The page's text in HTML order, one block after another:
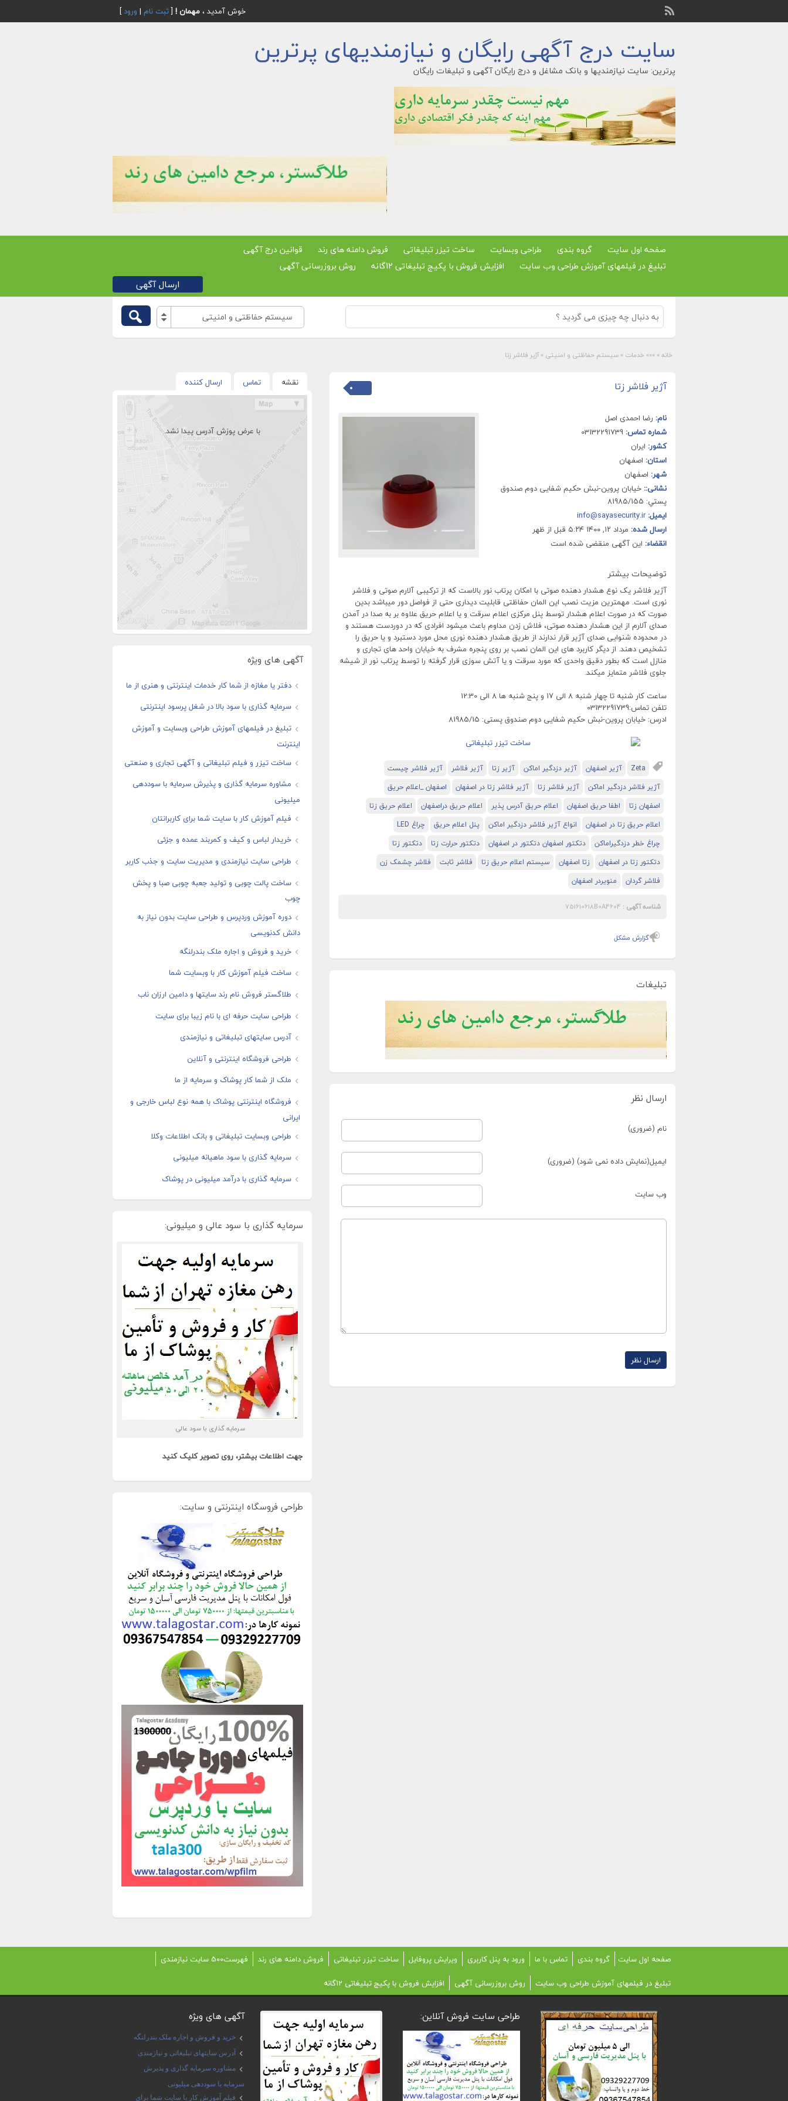
خوش آمدید ، مهمان ! [ثبت نام | ورود]
سایت درج آگهی رایگان و نیازمندیهای پرترین
پرترین: سایت نیازمندیها و بانک مشاغل و درج رایگان آگهی و تبلیغات رایگان
صفحه اول سایت گروه بندی طراحی وبسایت ساخت تیزر تبلیغاتی فروش دامنه های رند
قوانین درج آگهی
تبلیغ در فیلمهای آموزش طراحی وب سایت
افزایش فروش با پکیج تبلیغاتی 12گانه روش بروزرسانی آگهی
ارسال آگهی
سیستم حفاظتی و امنیتی
خانه » »»» خدمات » سیستم حفاظتی و امنیتی » آژیر فلاشر زتا
آژیر فلاشر زتا
نام: رضا احمدی اصل
شماره تماس:
کشور: ایران
استان: اصفهان
شهر: اصفهان
نشانی:: خيابان پروین-نبش حکیم شفایی دوم صندوق
پستي: 81985/155
ایمیل: info@sayasecurity.ir
ارسال شده: مرداد ۱۲, ۱۴۰۰ ۵:۲۴ قبل از ظهر
انقضاء: این آگهی منقضی شده است
توضیحات بیشتر
آژیر فلاشر یک نوع هشدار دهنده صوتی با امکان پرتاب نور بالاست که از ترکیبی آلارم صوتی و فلاشر
نوری است. مهمترین مزیت نصب این المان حفاظتی قابلیت دیداری حتی از فواصل دور میباشد بدین
صورت که در صورت اعلام هشدار توسط پنل مرکزی اعلام سرقت و یا اعلام حریق علاوه بر به صدا در آمدن
صدای آلارم از این هشدار دهنده صوتی، فلاش زدن مداوم باعث میشود افرادی که در دوردست هستند و
در محدوده شنوایی صدای آژیر قرار ندارند از طریق هشدار دهنده نوری محل مورد دستبرد و یا حریق را
تشخیص دهند. از دیگر کاربرد های این المان نصب بر روی پنجره مشرف به خیابان واحد های تجاری و
منازل است که بطور دقیق واحدی که مورد سرقت و یا آتش سوزی قرار گرفته را توسط پرتاب نور از شیشه
جلوی فلاشر متمایز میکند.
ساعت کار شنبه تا چهار شنبه 8 الی 17 و پنج شنبه ها 8 الی 12:30
تلفن تماس:03132291739
ادرس: خیابان پروین-نبش حکیم شفایی دوم صندوق پستی: 81985/15
Zeta آژیر اصفهان آژیر دزدگیر اماکن آژیر زتا آژیر فلاشر
آژیر فلاشر چیست
آژیر فلاشر دزدگیر اماکن
آژیر فلاشر زتا آژیر فلاشر زتا در اصفهان
اصفهان _اعلام حریق
اصفهان زتا
اطفا حریق اصفهان اعلام حریق آدرس پذیر اعلام حریق دراصفهان
اعلام حریق زتا
اعلام حریق زتا در اصفهان
انواع آژیر فلاشر دزدگیر اماکن پنل اعلام حریق
چراغ LED
چراغ خطر دزدگیراماکن
دتکتور اصفهان دتکتور در اصفهان دتکتور حرارت زتا
دتکتور زتا
دتکتور زتا در اصفهان
زتا اصفهان سیستم اعلام حریق زتا فلاشر ثابت
فلاشر چشمک زن
فلاشر گردان
منویردر اصفهان
شناسه آگهی :
گزارش مشکل
تبلیغات
ارسال نظر
نام (ضروری)
ایمیل(نمایش داده نمی شود) (ضروری)
وب سایت
نقشه تماس ارسال کننده
با عرض پوزش آدرس پیدا نشد.
آگهی های ویژه
دفتر یا مغازه از شما کار خدمات اینترنتی و هنری از ما
سرمایه گذاری با سود بالا در شغل پرسود اینترنتی
تبلیغ در فیلمهای آموزش طراحی وبسایت و آموزش
اینترنت
ساخت تیزر و فیلم تبلیغاتی و آگهی تجاری و صنعتی
مشاوره سرمایه گذاری و پذیرش سرمایه با سوددهی
میلیونی
فیلم آموزش کار با سایت شما برای کاربرانتان
خریدار لباس و کیف و کمربند عمده و جزئی
طراحی سایت نیازمندی و مدیریت سایت و جذب کاربر
ساخت پالت چوبی و تولید جعبه چوبی صبا و پخش
چوب
دوره آموزش وردپرس و طراحی سایت بدون نیاز به
دانش کدنویسی
خرید و فروش و اجاره ملک بندرلنگه
ساخت فیلم آموزش کار با وبسایت شما
طلاگستر فروش نام رند سایتها و دامین ارزان ناب
طراحی سایت حرفه ای با نام زیبا برای سایت
آدرس سایتهای تبلیغاتی و نیازمندی
طراحی فروشگاه اینترنتی و آنلاین
ملک از شما کار پوشاک و سرمایه از ما
فروشگاه اینترنتی پوشاک با همه نوع لباس خارجی و
ایرانی
طراحی وبسایت تبلیغاتی و بانک اطلاعات وکلا
سرمایه گذاری با سود ماهیانه میلیونی
سرمایه گذاری با درآمد میلیونی در پوشاک
سرمایه گذاری با سود عالی و میلیونی:
سرمایه گذاری با سود عالی
جهت اطلاعات بیشتر، روی تصویر کلیک کنید
طراحی فروسگاه اینترنتی و سایت:
صفحه اول سایت گروه بندی تماس با ما ورود به پنل کاربری ویرایش پروفایل ساخت تیزر تبلیغاتی فروش دامنه های رند
فهرست500 سایت نیازمندی
تبلیغ در فیلمهای آموزش طراحی وب سایت
روش بروزرسانی آگهی افزایش فروش با پکیج تبلیغاتی 12گانه
آگهی های ویژه
خرید و فروش و اجاره ملک بندرلنگه
آدرس سایتهای تبلیغاتی و نیازمندی
مشاوره سرمایه گذاری و پذیرش
سرمایه با سوددهی میلیونی
فیلم آموزش کار با سایت شما برای
طراحی سایت فروش آنلاین: